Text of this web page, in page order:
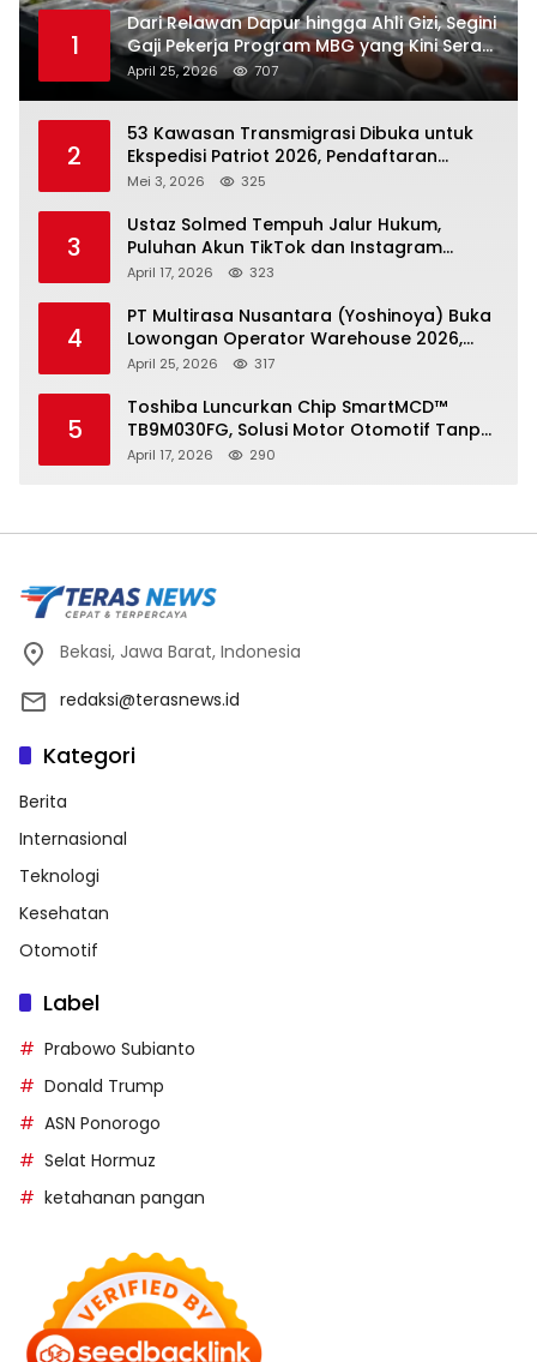
1
Dari Relawan Dapur hingga Ahli Gizi, Segini
Gaji Pekerja Program MBG yang Kini Serap
Hampir Sejuta Tenaga Kerja
April 25, 2026 707
2
53 Kawasan Transmigrasi Dibuka untuk
Ekspedisi Patriot 2026, Pendaftaran
Ditutup 21 Mei
Mei 3, 2026 325
3
Ustaz Solmed Tempuh Jalur Hukum,
Puluhan Akun TikTok dan Instagram
Dilaporkan atas Tuduhan Fitnah
April 17, 2026 323
4
PT Multirasa Nusantara (Yoshinoya) Buka
Lowongan Operator Warehouse 2026,
Penempatan CK Bekasi
April 25, 2026 317
5
Toshiba Luncurkan Chip SmartMCD™
TB9M030FG, Solusi Motor Otomotif Tanpa
Sensor di Kecepatan Nol
April 17, 2026 290
Bekasi, Jawa Barat, Indonesia
redaksi@terasnews.id
Kategori
Berita
Internasional
Teknologi
Kesehatan
Otomotif
Label
Prabowo Subianto
Donald Trump
ASN Ponorogo
Selat Hormuz
ketahanan pangan